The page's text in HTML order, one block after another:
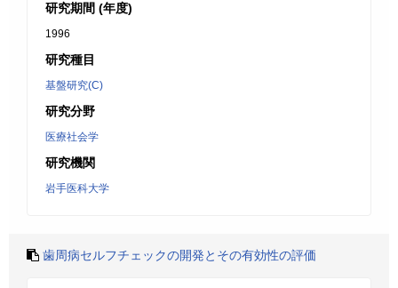
研究期間 (年度)
1996
研究種目
基盤研究(C)
研究分野
医療社会学
研究機関
岩手医科大学
歯周病セルフチェックの開発とその有効性の評価